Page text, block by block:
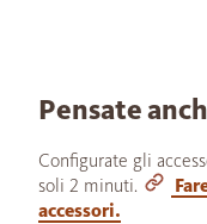
Pensate
Configurate gli
soli 2 minuti.
accessori.